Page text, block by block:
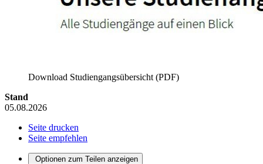
Download Studiengangsübersicht (PDF)
Stand
05.08.2026
Seite drucken
Seite empfehlen
Optionen zum Teilen anzeigen